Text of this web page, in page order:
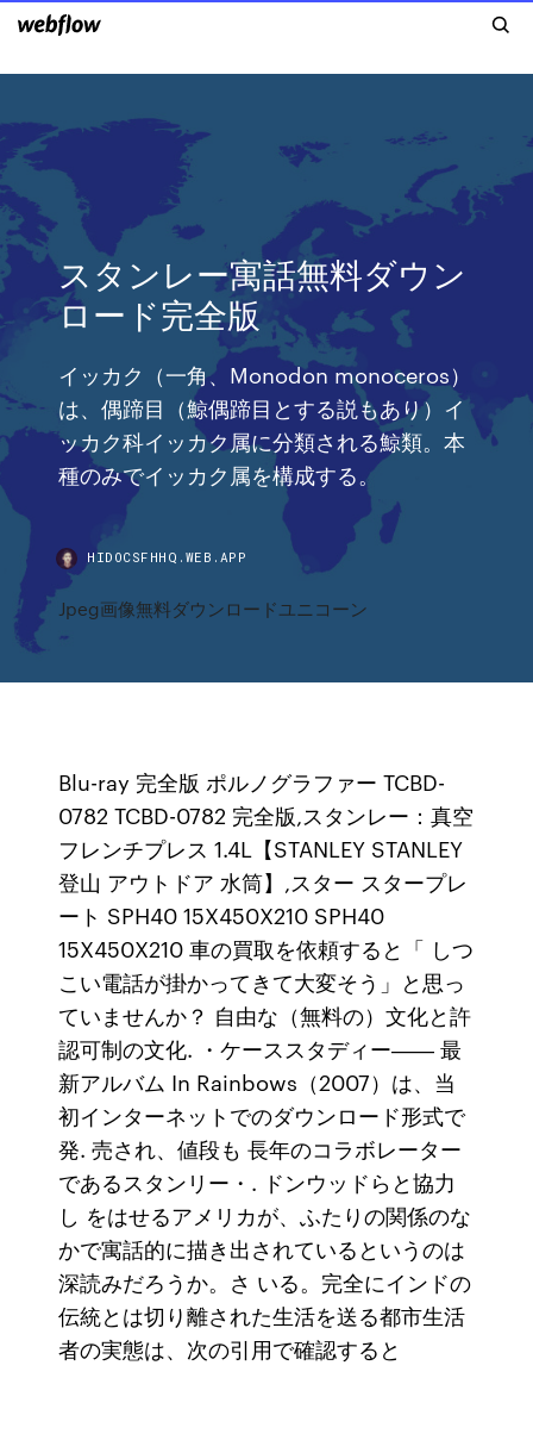
スタンレー寓話無料ダウン
ロード完全版
イッカク（一角、Monodon monoceros）
は、偶蹄目（鯨偶蹄目とする説もあり）イ
ッカク科イッカク属に分類される鯨類。本
種のみでイッカク属を構成する。
HIDOCSFHHQ.WEB.APP
Jpeg画像無料ダウンロードユニコーン
Blu-ray 完全版 ポルノグラファー TCBD-
0782 TCBD-0782 完全版,スタンレー：真空
フレンチプレス 1.4L【STANLEY STANLEY
登山 アウトドア 水筒】,スター スタープレ
ート SPH40 15X450X210 SPH40
15X450X210 車の買取を依頼すると「 しつ
こい電話が掛かってきて大変そう」と思っ
ていませんか？ 自由な（無料の）文化と許
認可制の文化. ・ケーススタディー―― 最
新アルバム In Rainbows（2007）は、当
初インターネットでのダウンロード形式で
発. 売され、値段も 長年のコラボレーター
であるスタンリー・. ドンウッドらと協力
し をはせるアメリカが、ふたりの関係のな
かで寓話的に描き出されているというのは
深読みだろうか。さ いる。完全にインドの
伝統とは切り離された生活を送る都市生活
者の実態は、次の引用で確認すると